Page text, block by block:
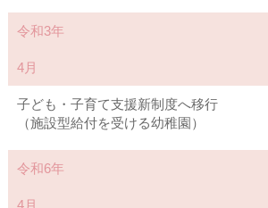
令和3年
4月
子ども・子育て支援新制度へ移行
（施設型給付を受ける幼稚園）
令和6年
4月